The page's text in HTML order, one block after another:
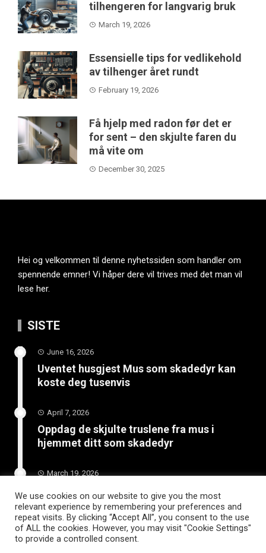
tilhengeren for langvarig bruk
March 19, 2026
Essensielle tips for vedlikehold
av tilhenger året rundt
February 19, 2026
Få hjelp med radon før det er
for sent – den skjulte faren du
må vite om
December 30, 2025
Hei og velkommen til denne nyhetssiden som handler om
spennende emner! Vi håper dere vil trives med det man vil
lese her.
SISTE
June 16, 2026
Uventet husgjest Mus som skadedyr kan
koste deg tusenvis
April 7, 2026
Oppdag de skjulte truslene fra mus i
hjemmet ditt som skadedyr
March 19, 2026
Slik vedlikeholder du tilhengeren for
langvarig bruk
We use cookies on our website to give you the most
relevant experience by remembering your preferences and
repeat visits. By clicking “Accept All”, you consent to the use
of ALL the cookies. However, you may visit "Cookie Settings"
to provide a controlled consent.